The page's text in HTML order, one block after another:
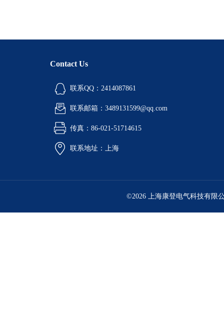
Contact Us
联系QQ：2414087861
联系邮箱：3489131599@qq.com
传真：86-021-51714615
联系地址：上海
©2026 上海康登电气科技有限